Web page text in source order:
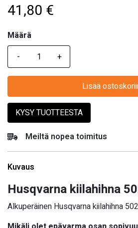
41,80 €
Määrä
Määrä
Lisää
KYSY TUOTTEESTA
Meiltä nopea toimitus
Kuvaus
Husqvarna kiilahihna
Alkuperäinen Husqvarna kiilahihna